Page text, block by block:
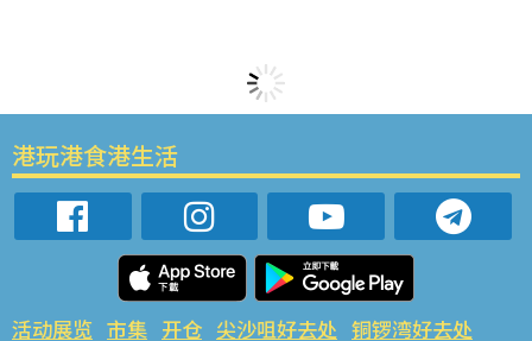
港玩港食港生活
活动展览 市集 开仓 尖沙咀好去处 铜锣湾好去处